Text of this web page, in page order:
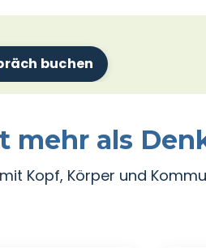
buchen
mehr als
Kopf, Körper und